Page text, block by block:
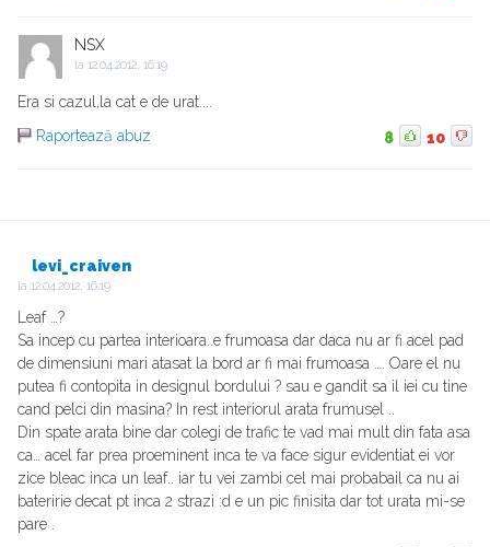
NSX
la 12.04.2012, 16:19
Era si cazul,la cat e de urat....
Raportează abuz
8 10
levi_craiven
la 12.04.2012, 16:19
Leaf …?
Sa incep cu partea interioara..e frumoasa dar daca nu ar fi acel pad
de dimensiuni mari atasat la bord ar fi mai frumoasa …. Oare el nu
putea fi contopita in designul bordului ? sau e gandit sa il iei cu tine
cand pelci din masina? In rest interiorul arata frumusel ..
Din spate arata bine dar colegi de trafic te vad mai mult din fata asa
ca… acel far prea proeminent inca te va face sigur evidentiat ei vor
zice bleac inca un leaf.. iar tu vei zambi cel mai probabail ca nu ai
bateririe decat pt inca 2 strazi :d e un pic finisita dar tot urata mi-se
pare .